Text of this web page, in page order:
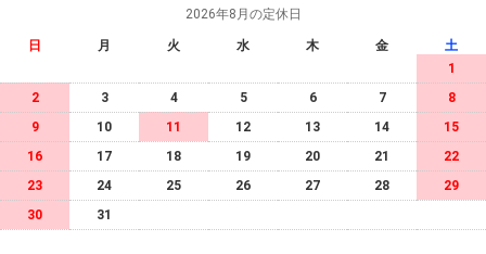
2026年8月の定休日
日 月 火 水 木 金
土
1
2
3 4 5 6 7
8
9
10 11 12 13 14
15
16
17 18 19 20 21
22
23
24 25 26 27 28
29
30
31